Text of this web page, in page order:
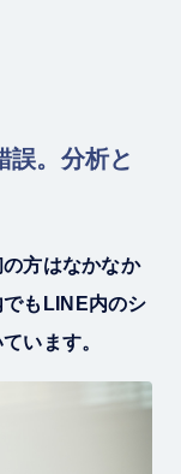
誤。分析と
方はなかなか
もLINE内のシ
います。